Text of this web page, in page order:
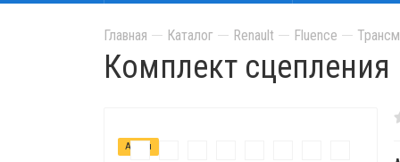
Главная Каталог Renault Fluence
Комплект сцепления
Акция